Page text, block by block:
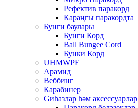
Рефектив паракорд
Караңгы паракордта
Бунги баулары
Бунги Корд
Ball Bungee Cord
Бунки Корд
UHMWPE
Арамид
Веббинг
Карабинер
Gиһазлар һәм аксессуарлар